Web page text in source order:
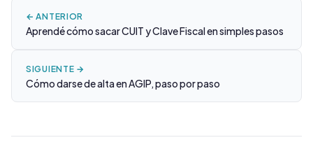
← ANTERIOR
Aprendé cómo sacar CUIT y Clave Fiscal en simples pasos
SIGUIENTE →
Cómo darse de alta en AGIP, paso por paso